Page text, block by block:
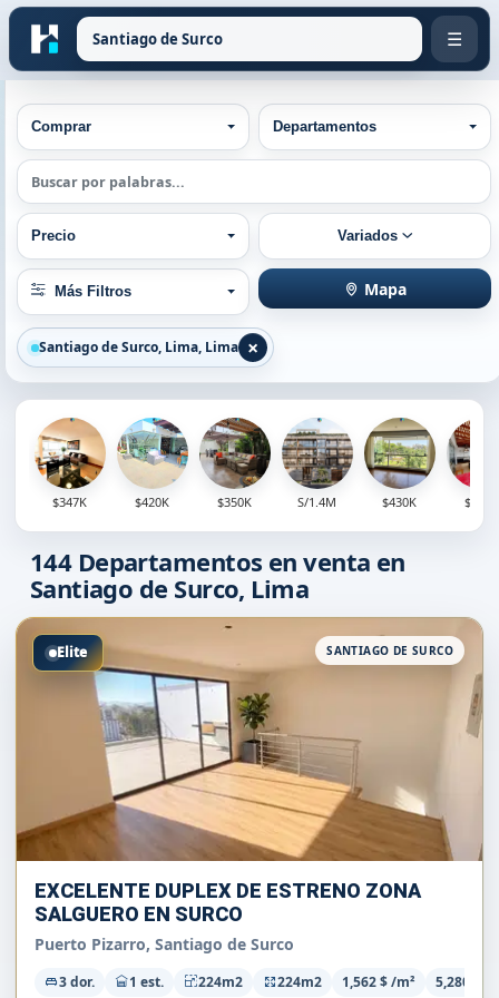
☰
Tipo de operación
Comprar
Tipos de Propiedad
Departamentos
Otros filtros:
Más Filtros
Búsqueda por palabra
Rango de precios
Precio
Ordenar por
Variados
Mapa
Santiago de Surco, Lima, Lima ×
$347K $420K $350K S/1.4M $430K $360K
144Departamentos en venta en
Santiago de Surco, Lima
Elite SANTIAGO DE SURCO
EXCELENTE DUPLEX DE ESTRENO ZONA
SALGUERO EN SURCO
Puerto Pizarro, Santiago de Surco
3 dor. 1 est. 224m2 224m2 1,562 $ /m² 5,280 S/